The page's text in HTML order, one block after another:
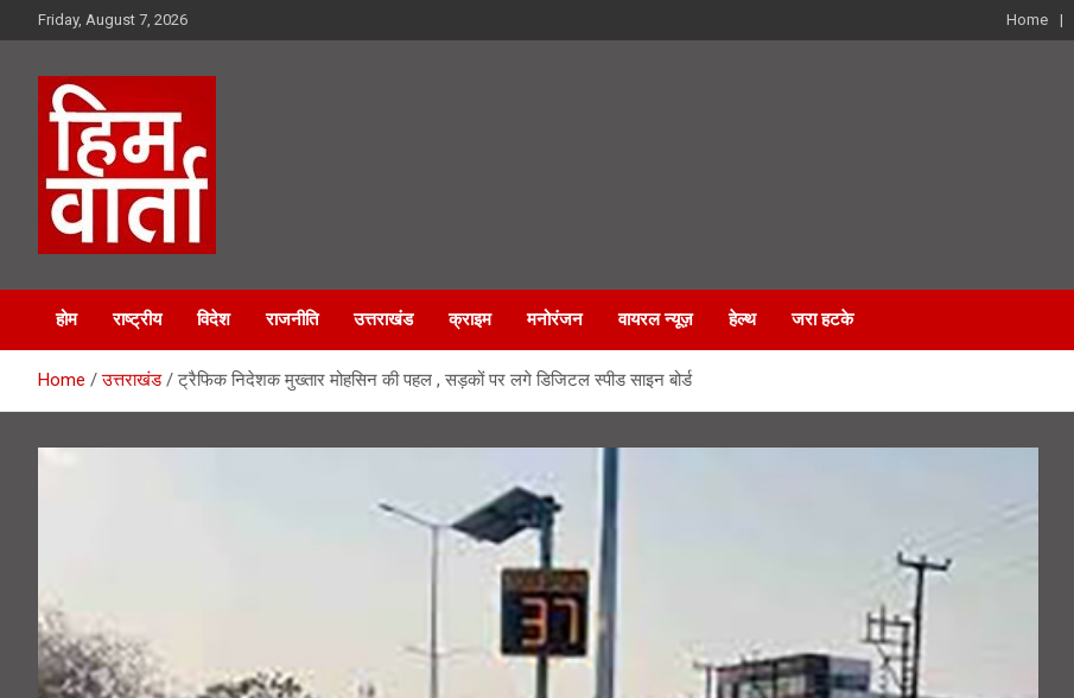
to
Friday, August 7, 2026 Home
Him Varta
होम राष्ट्रीय विदेश राजनीति उत्तराखंड क्राइम मनोरंजन वायरल न्यूज़ हेल्थ जरा हटके
Home उत्तराखंड ट्रैफिक निदेशक मुख्तार मोहसिन की पहल , सड़कों पर लगे डिजिटल स्पीड साइन बोर्ड